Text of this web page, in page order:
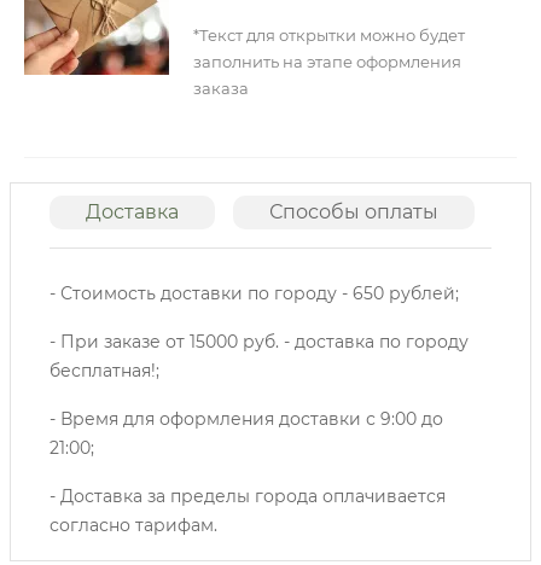
*Текст для открытки можно будет
заполнить на этапе оформления
заказа
Доставка Способы оплаты
- Стоимость доставки по городу - 650 рублей;
- При заказе от 15000 руб. - доставка по городу
бесплатная!;
- Время для оформления доставки с 9:00 до
21:00;
- Доставка за пределы города оплачивается
согласно тарифам.